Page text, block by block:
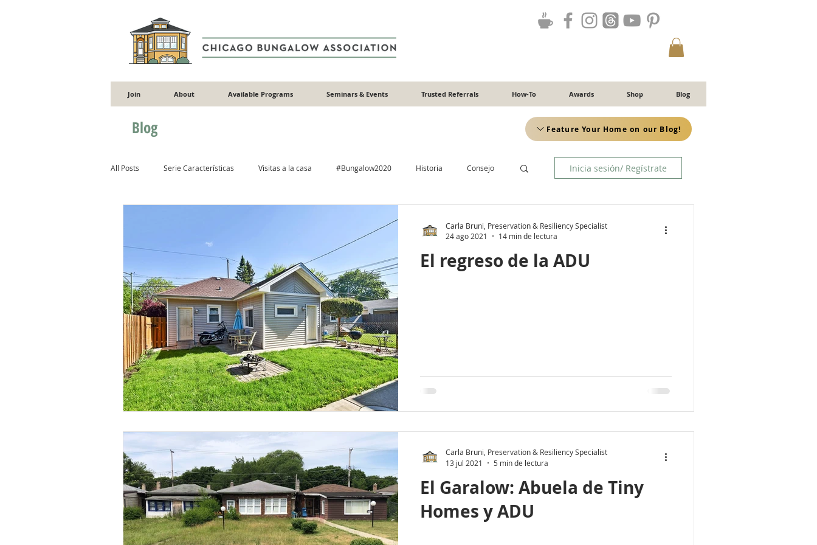
Join About Available Programs Seminars & Events Trusted Referrals How-To Awards Shop Blog
Feature Your Home on our Blog!
Blog
All Posts Serie Características Visitas a la casa #Bungalow2020 Historia Consejo
Albañilería Madera Hormigón y yeso Identificable
Barrios ADU Recetas
Inicia sesión/ Regístrate
El regreso de la ADU
Carla Bruni, Preservation & Resiliency Specialist
24 ago 2021
14 min de lectura
El Garalow: Abuela de Tiny
Homes y ADU
Carla Bruni, Preservation & Resiliency Specialist
13 jul 2021
5 min de lectura